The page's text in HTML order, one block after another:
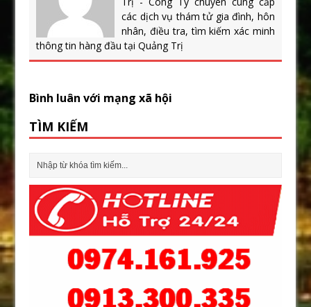
các dịch vụ thám tử gia đình, hôn
nhân, điều tra, tìm kiếm xác minh
thông tin hàng đầu tại Quảng Trị
Bình luân với mạng xã hội
TÌM KIẾM